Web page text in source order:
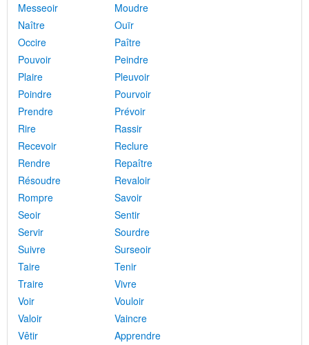
Messeoir
Moudre
Naître
Ouïr
Occire
Paître
Pouvoir
Peindre
Plaire
Pleuvoir
Poindre
Pourvoir
Prendre
Prévoir
Rire
Rassir
Recevoir
Reclure
Rendre
Repaître
Résoudre
Revaloir
Rompre
Savoir
Seoir
Sentir
Servir
Sourdre
Suivre
Surseoir
Taire
Tenir
Traire
Vivre
Voir
Vouloir
Valoir
Vaincre
Vêtir
Apprendre